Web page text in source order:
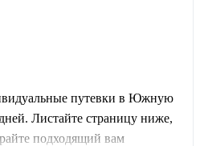
путевки в Южную
Листайте страницу ниже,
подходящий вам